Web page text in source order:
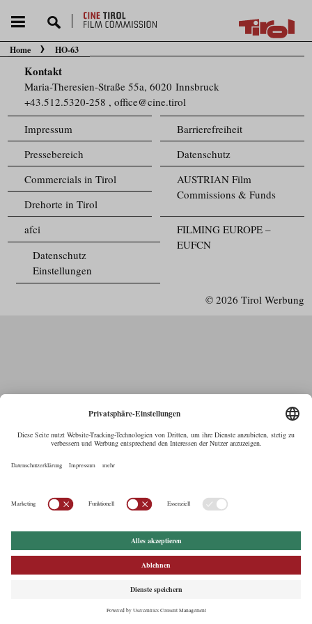
Sie befinden sich hier:
Home HO-63
Kontakt
Maria-Theresien-Straße 55a, 6020 Innsbruck
+43.512.5320-258 ,office@cine.tirol
Impressum
Barrierefreiheit
Pressebereich
Datenschutz
Commercials in Tirol
AUSTRIAN Film
Commissions & Funds
Drehorte in Tirol
FILMING EUROPE –
EUFCN
afci
Datenschutz
Einstellungen
© 2026 Tirol Werbung